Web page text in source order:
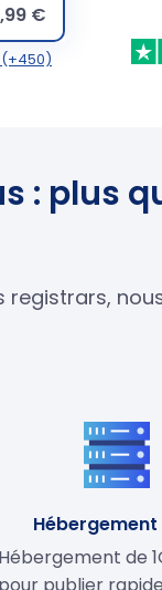
€
: plus
registrars,
Hébergement de